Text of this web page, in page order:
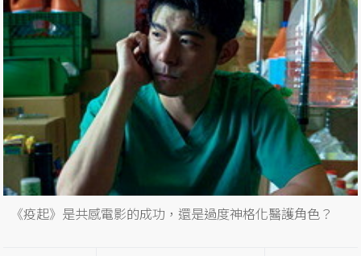
《疫起》是共感電影的成功，還是過度神格化醫護角色？